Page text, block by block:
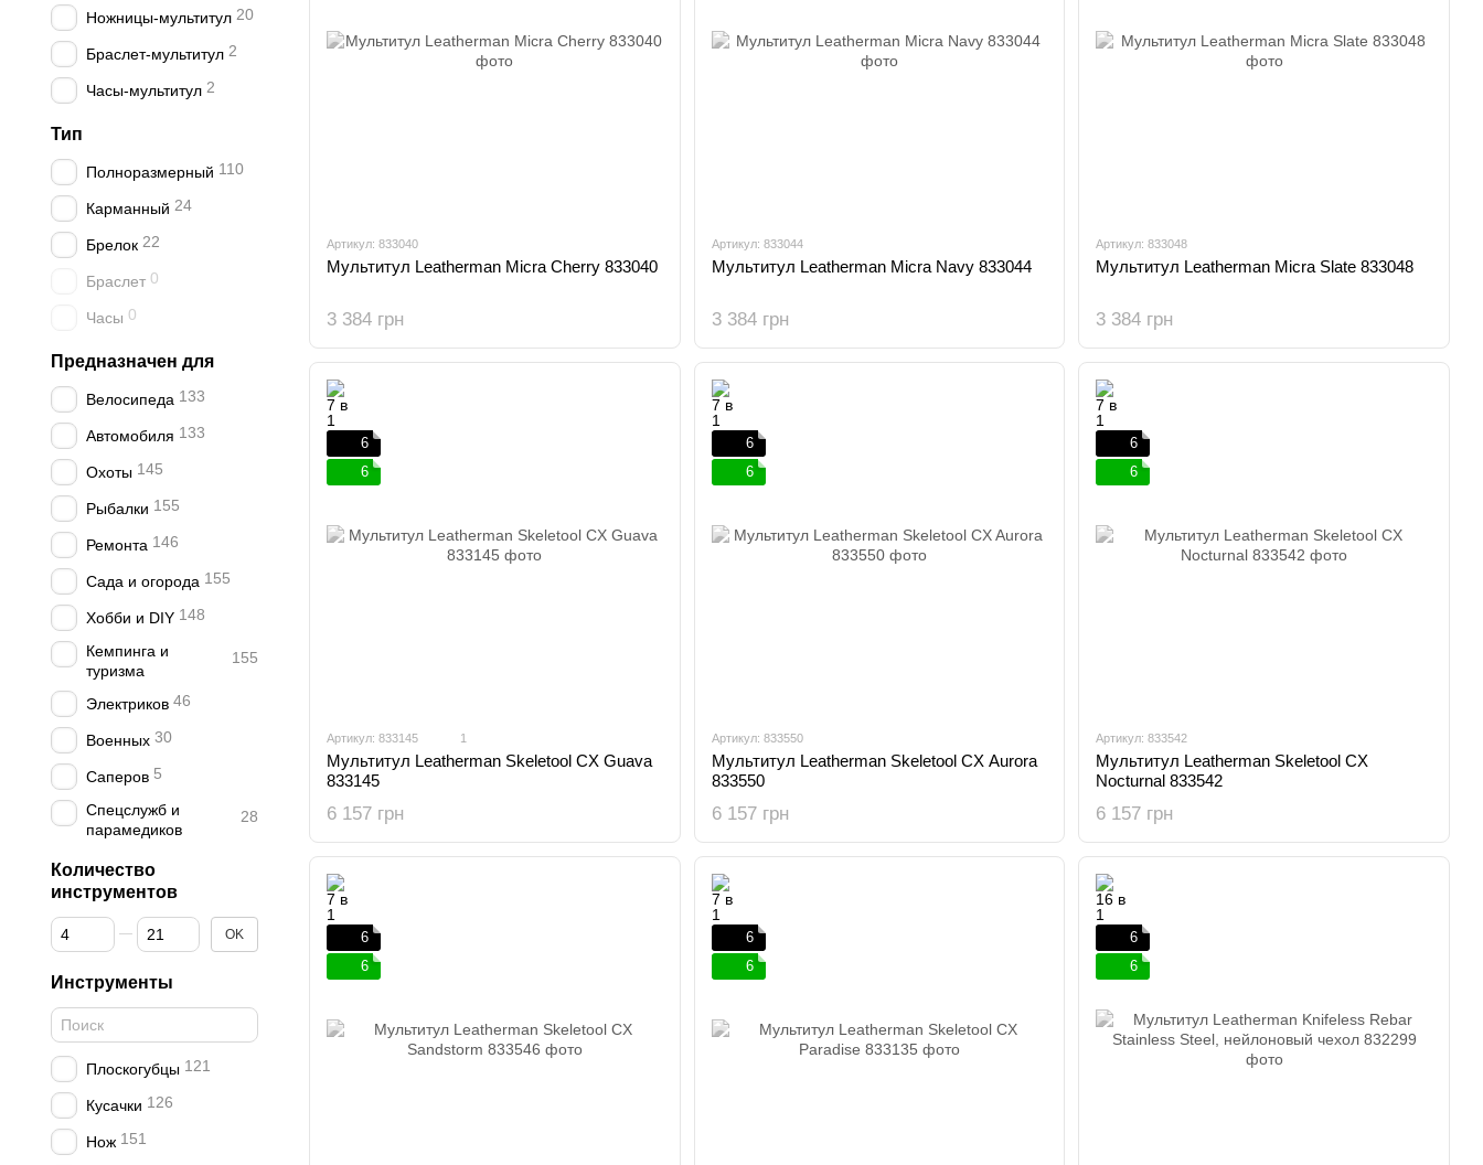
Артикул: 833040
Мультитул Leatherman Micra Cherry 833040
3 384 грн
Артикул: 833044
Мультитул Leatherman Micra Navy 833044
3 384 грн
Артикул: 833048
Мультитул Leatherman Micra Slate 833048
3 384 грн
6
6
Артикул: 833145 1
Мультитул Leatherman Skeletool CX Guava
833145
6 157 грн
6
6
Артикул: 833550
Мультитул Leatherman Skeletool CX Aurora
833550
6 157 грн
6
6
Артикул: 833542
Мультитул Leatherman Skeletool CX
Nocturnal 833542
6 157 грн
6
6
6
6
6
6
Ножницы-мультитул 20
Браслет-мультитул 2
Часы-мультитул 2
Тип
Полноразмерный 110
Карманный 24
Брелок 22
Браслет 0
Часы 0
Предназначен для
Велосипеда 133
Автомобиля 133
Охоты 145
Рыбалки 155
Ремонта 146
Сада и огорода 155
Хобби и DIY 148
Кемпинга и
туризма
155
Электриков 46
Военных 30
Саперов 5
Спецслужб и
парамедиков
28
Количество
инструментов
От Количество инструментов
До Количество инструментов
OK
Инструменты
Плоскогубцы 121
Кусачки 126
Нож 151